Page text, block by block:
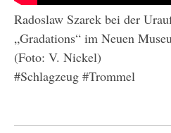
Radoslaw Szarek bei der
„Gradations“ im Neuen
(Foto: V. Nickel)
#Schlagzeug #Trommel